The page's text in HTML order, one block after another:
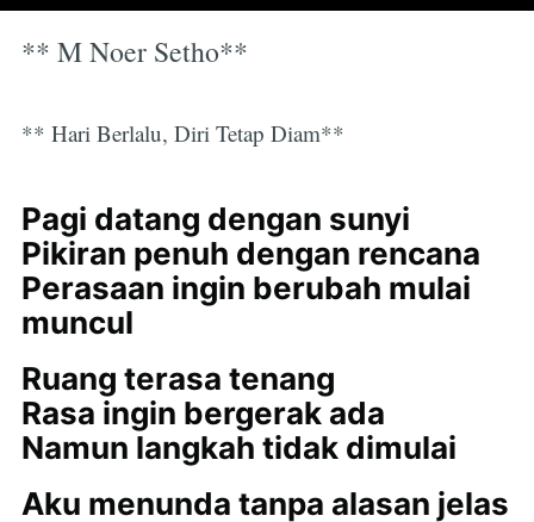
** M Noer Setho**
** Hari Berlalu, Diri Tetap Diam**
Pagi datang dengan sunyi
Pikiran penuh dengan rencana
Perasaan ingin berubah mulai
muncul
Ruang terasa tenang
Rasa ingin bergerak ada
Namun langkah tidak dimulai
Aku menunda tanpa alasan jelas